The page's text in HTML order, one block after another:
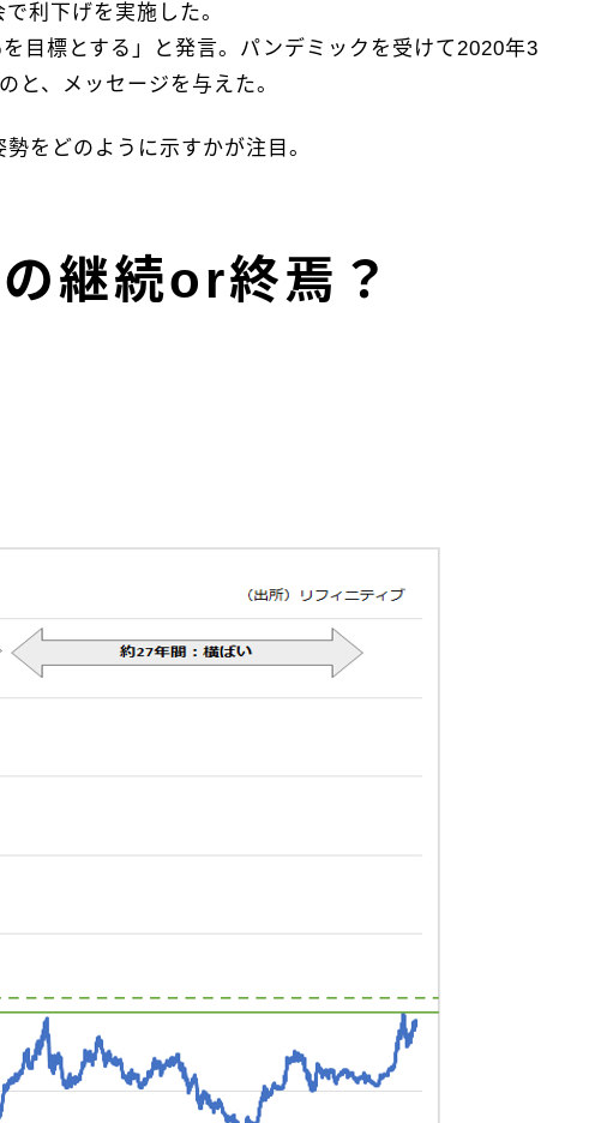
利下げを実施した。
目標とする」と発言。パンデミックを受けて2020年3
と、メッセージを与えた。
をどのように示すかが注目。
継続or終焉？